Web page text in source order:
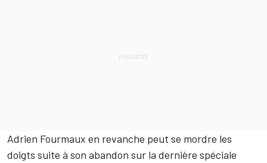
Adrien Fourmaux en revanche peut se mordre les
doigts suite à son abandon sur la dernière spéciale